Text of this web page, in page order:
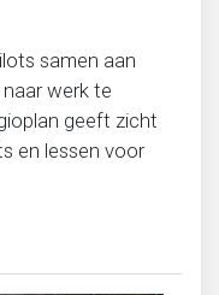
samen aan
werk te
geeft zicht
en lessen voor